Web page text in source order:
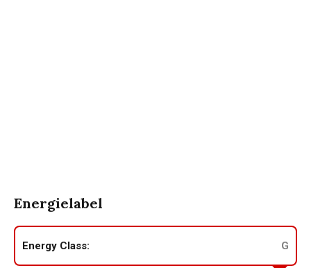
Energielabel
Energy Class: G